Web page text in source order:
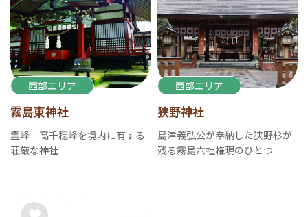
西部エリア
霧島東神社
霊峰 高千穂峰を境内に有する
荘厳な神社
西部エリア
狭野神社
島津義弘公が奉納した狭野杉が
残る霧島六社権現のひとつ